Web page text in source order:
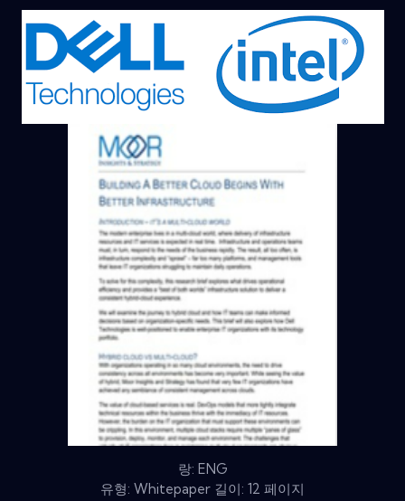
랑: ENG
유형: Whitepaper 길이: 12 페이지